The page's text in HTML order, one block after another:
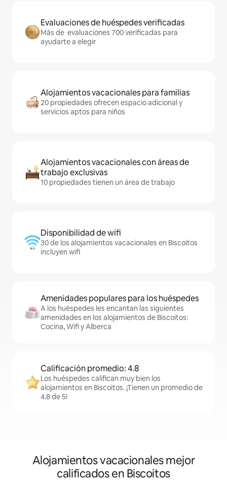
Evaluaciones de huéspedes verificadas
Más de evaluaciones 700 verificadas para
ayudarte a elegir
Alojamientos vacacionales para familias
20 propiedades ofrecen espacio adicional y
servicios aptos para niños
Alojamientos vacacionales con áreas de
trabajo exclusivas
10 propiedades tienen un área de trabajo
Disponibilidad de wifi
30 de los alojamientos vacacionales en Biscoitos
incluyen wifi
Amenidades populares para los huéspedes
A los huéspedes les encantan las siguientes
amenidades en los alojamientos de Biscoitos:
Cocina, Wifi y Alberca
Calificación promedio: 4.8
Los huéspedes califican muy bien los
alojamientos en Biscoitos. ¡Tienen un promedio de
4.8 de 5!
Alojamientos vacacionales mejor
calificados en Biscoitos